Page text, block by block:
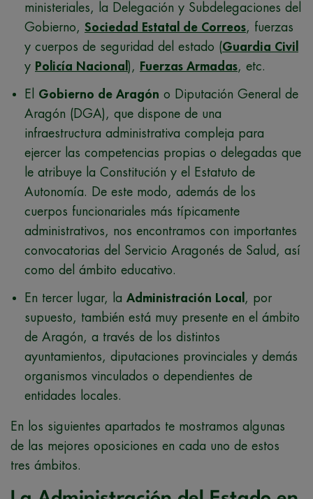
ministeriales, la Delegación y Subdelegaciones del
Gobierno, Sociedad Estatal de Correos, fuerzas
y cuerpos de seguridad del estado (Guardia Civil
y Policía Nacional ), Fuerzas Armadas, etc.
El Gobierno de Aragón o Diputación General de
Aragón (DGA), que dispone de una
infraestructura administrativa compleja para
ejercer las competencias propias o delegadas que
le atribuye la Constitución y el Estatuto de
Autonomía. De este modo, además de los
cuerpos funcionariales más típicamente
administrativos, nos encontramos con importantes
convocatorias del Servicio Aragonés de Salud, así
como del ámbito educativo.
En tercer lugar, la Administración Local , por
supuesto, también está muy presente en el ámbito
de Aragón, a través de los distintos
ayuntamientos, diputaciones provinciales y demás
organismos vinculados o dependientes de
entidades locales.
En los siguientes apartados te mostramos algunas
de las mejores oposiciones en cada uno de estos
tres ámbitos.